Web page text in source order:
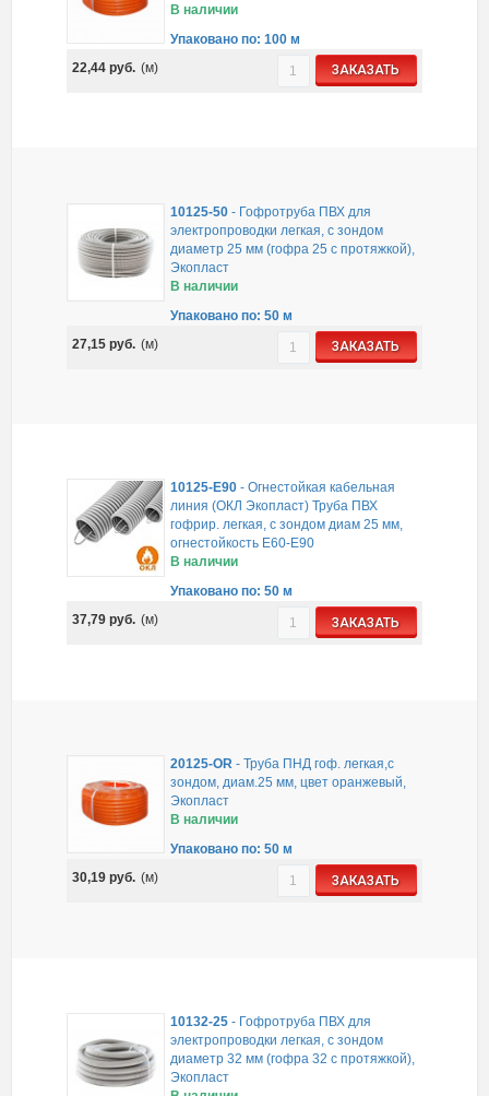
В наличии
Упаковано по: 100 м
22,44руб. (м) ЗАКАЗАТЬ
10125-50 - Гофротруба ПВХ для
электропроводки легкая, с зондом
диаметр 25 мм (гофра 25 с протяжкой),
Экопласт
В наличии
Упаковано по: 50 м
27,15руб. (м) ЗАКАЗАТЬ
10125-E90 -Огнестойкая кабельная
линия (ОКЛ Экопласт) Труба ПВХ
гофрир. легкая, с зондом диам 25 мм,
огнестойкость E60-E90
В наличии
Упаковано по: 50 м
37,79руб. (м) ЗАКАЗАТЬ
20125-OR -Труба ПНД гоф. легкая,с
зондом, диам.25 мм, цвет оранжевый,
Экопласт
В наличии
Упаковано по: 50 м
30,19руб. (м) ЗАКАЗАТЬ
10132-25 - Гофротруба ПВХ для
электропроводки легкая, с зондом
диаметр 32 мм (гофра 32 с протяжкой),
Экопласт